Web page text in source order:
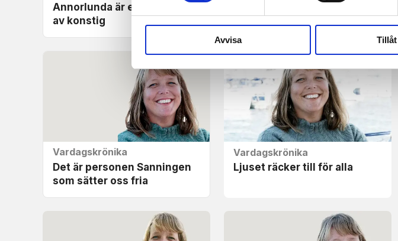
Avvisa
Annorlunda är en eufemism
av konstig
Vardagskrönika
Det är personen Sanningen
som sätter oss fria
Vardagskrönika
Ljuset räcker till för alla